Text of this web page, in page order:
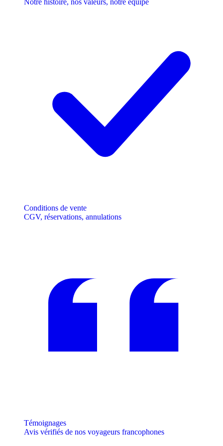
Conditions de vente
CGV, réservations, annulations
Témoignages
Avis vérifiés de nos voyageurs francophones